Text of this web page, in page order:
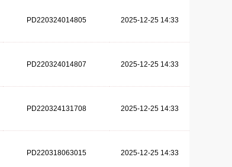
PD220324014805 2025-12-25 14:33
PD220324014807 2025-12-25 14:33
PD220324131708 2025-12-25 14:33
PD220318063015 2025-12-25 14:33